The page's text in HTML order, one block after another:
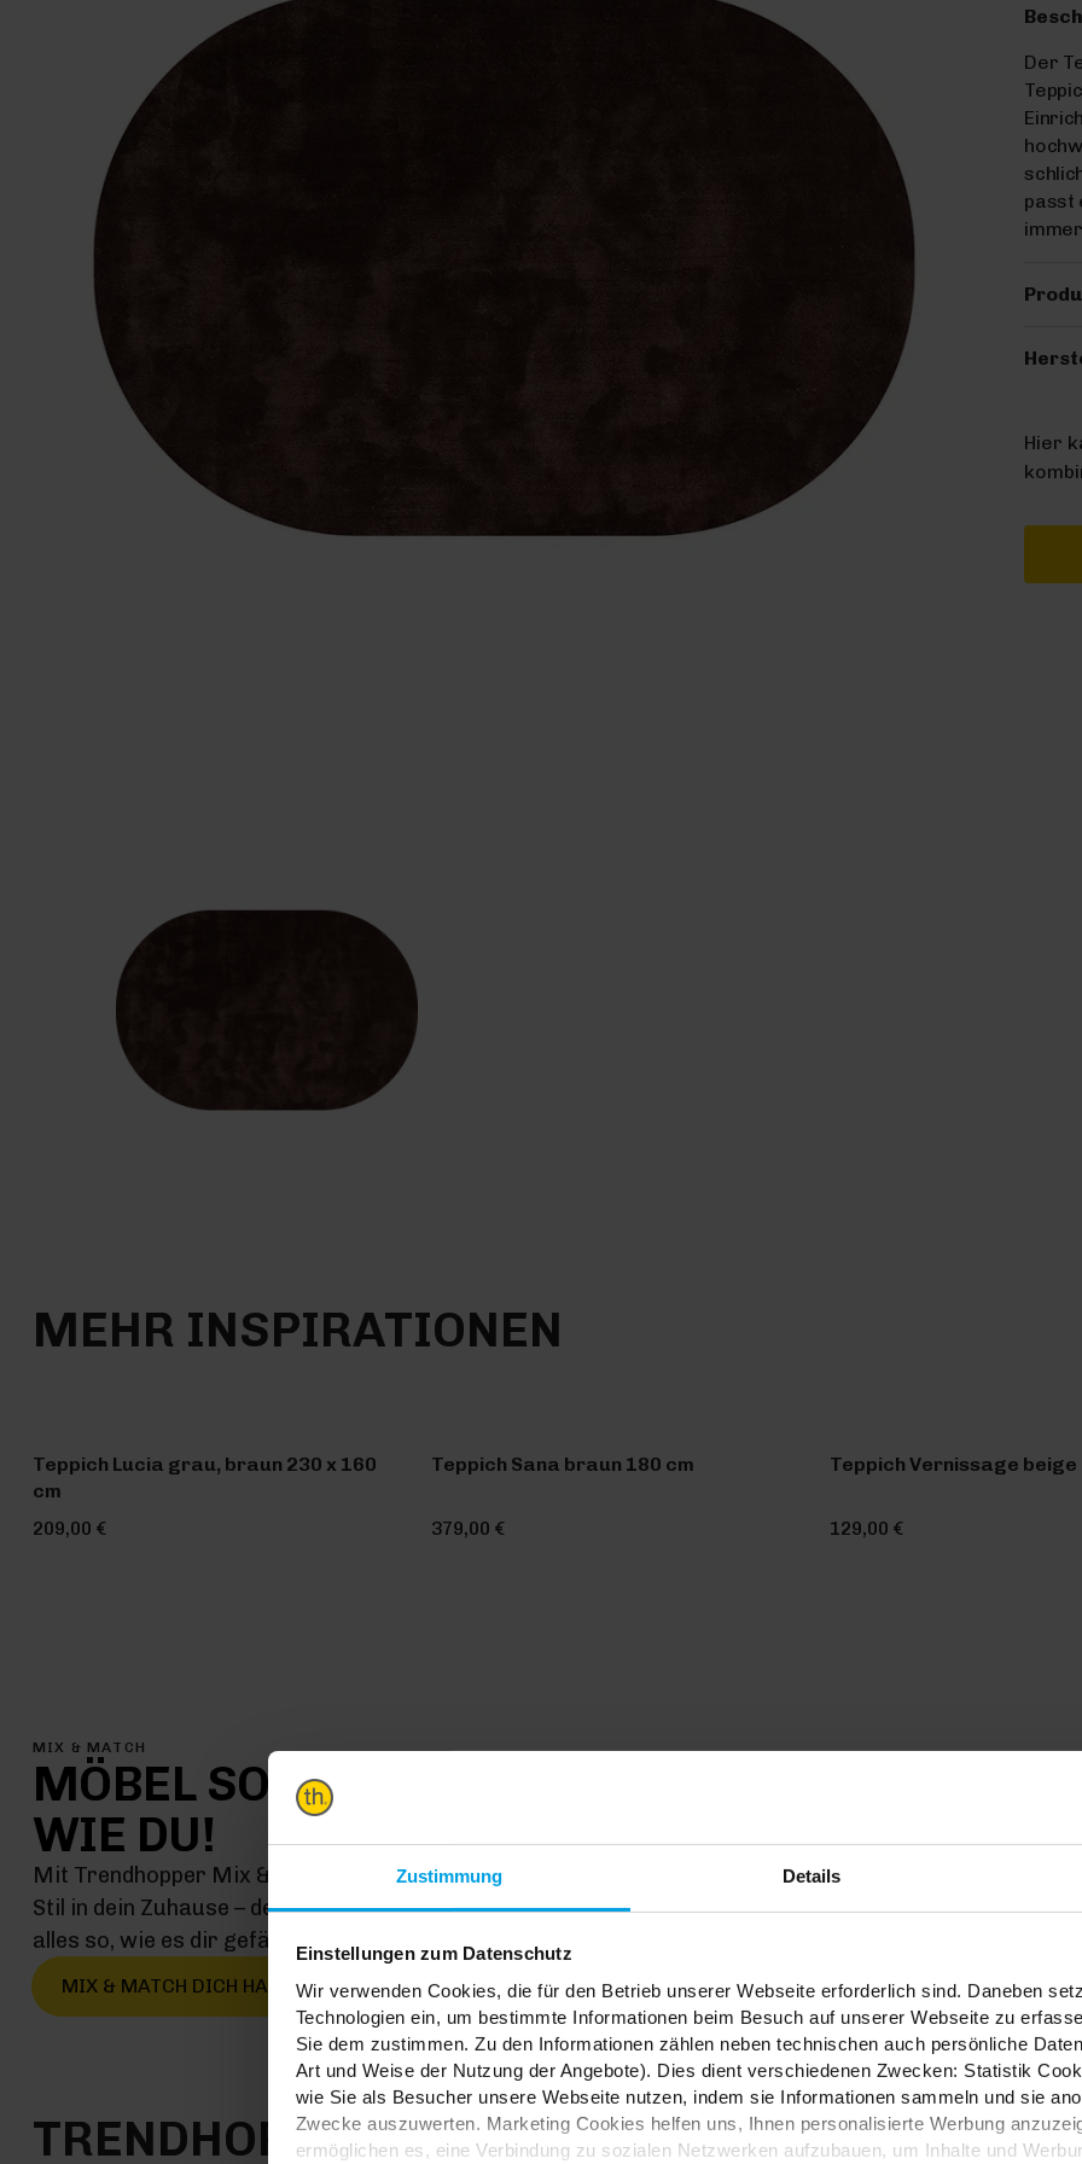
Zustimmung Details
Einstellungen zum Datenschutz
Wir verwenden Cookies, die für den Betrieb unserer Webseite erforderlich sind. Daneben
Technologien ein, um bestimmte Informationen beim Besuch auf unserer Webseite zu
Sie dem zustimmen. Zu den Informationen zählen neben technischen auch persönliche
Art und Weise der Nutzung der Angebote). Dies dient verschiedenen Zwecken: Statistik
wie Sie als Besucher unsere Webseite nutzen, indem sie Informationen sammeln und sie
Zwecke auszuwerten. Marketing Cookies helfen uns, Ihnen personalisierte Werbung
ermöglichen es, eine Verbindung zu sozialen Netzwerken aufzubauen, um Inhalte und
Der
passt
Hier
MEHR INSPIRATIONEN
Teppich Lucia grau, braun 230 x 160
cm
209,00 €
Teppich Sana braun 180 cm
379,00 €
Teppich Vernissage beige
129,00 €
MIX & MATCH
MÖBEL SO EINMALIG
WIE DU!
Mit Trendhopper Mix & Match kommt jetzt genau dein
Stil in dein Zuhause – denn hier kombinierst du einfach
alles so, wie es dir gefällt
MIX & MATCH DICH HAPPY
TRENDHOPPER STORES